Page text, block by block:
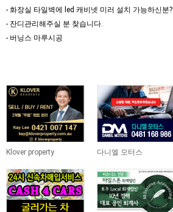
- 화장실 타일벽에 led 캐비넷 미러 설치 가능하신분?
- 잔디관리해주실 분 찾습니다.
- 버닝스 마루시공
Klover property 다니엘 모터스